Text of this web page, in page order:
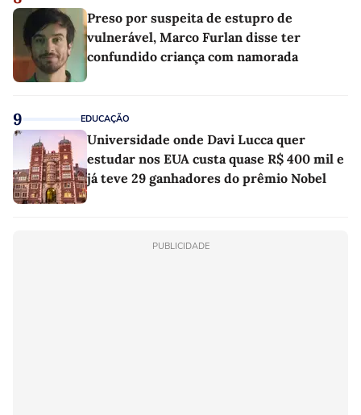
Preso por suspeita de estupro de
vulnerável, Marco Furlan disse ter
confundido criança com namorada
9 EDUCAÇÃO
Universidade onde Davi Lucca quer
estudar nos EUA custa quase R$ 400 mil e
já teve 29 ganhadores do prêmio Nobel
PUBLICIDADE